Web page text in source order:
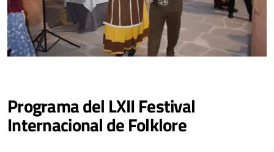
Programa del LXII Festival
Internacional de Folklore